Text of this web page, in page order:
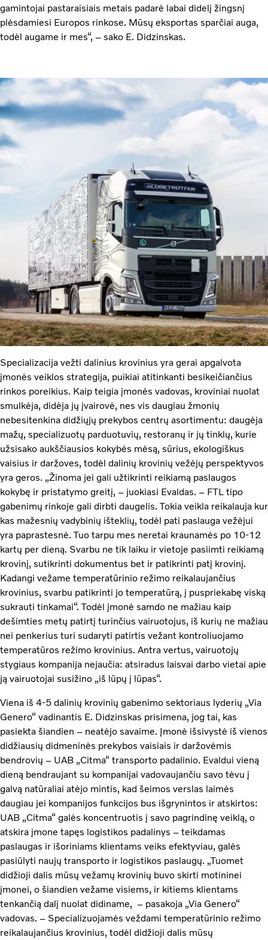
gamintojai pastaraisiais metais padarė labai didelį žingsnį
plėsdamiesi Europos rinkose. Mūsų eksportas sparčiai auga,
todėl augame ir mes“, – sako E. Didzinskas.
Specializacija vežti dalinius krovinius yra gerai apgalvota
įmonės veiklos strategija, puikiai atitinkanti besikeičiančius
rinkos poreikius. Kaip teigia įmonės vadovas, kroviniai nuolat
smulkėja, didėja jų įvairovė, nes vis daugiau žmonių
nebesitenkina didžiųjų prekybos centrų asortimentu: daugėja
mažų, specializuotų parduotuvių, restoranų ir jų tinklų, kurie
užsisako aukščiausios kokybės mėsą, sūrius, ekologiškus
vaisius ir daržoves, todėl dalinių krovinių vežėjų perspektyvos
yra geros. „Žinoma jei gali užtikrinti reikiamą paslaugos
kokybę ir pristatymo greitį, – juokiasi Evaldas. – FTL tipo
gabenimų rinkoje gali dirbti daugelis. Tokia veikla reikalauja kur
kas mažesnių vadybinių išteklių, todėl pati paslauga vežėjui
yra paprastesnė. Tuo tarpu mes neretai kraunamės po 10-12
kartų per dieną. Svarbu ne tik laiku ir vietoje pasiimti reikiamą
krovinį, sutikrinti dokumentus bet ir patikrinti patį krovinį.
Kadangi vežame temperatūrinio režimo reikalaujančius
krovinius, svarbu patikrinti jo temperatūrą, į puspriekabę viską
sukrauti tinkamai“. Todėl įmonė samdo ne mažiau kaip
dešimties metų patirtį turinčius vairuotojus, iš kurių ne mažiau
nei penkerius turi sudaryti patirtis vežant kontroliuojamo
temperatūros režimo krovinius. Antra vertus, vairuotojų
stygiaus kompanija nejaučia: atsiradus laisvai darbo vietai apie
ją vairuotojai susižino „iš lūpų į lūpas“.
Viena iš 4-5 dalinių krovinių gabenimo sektoriaus lyderių „Via
Genero“ vadinantis E. Didzinskas prisimena, jog tai, kas
pasiekta šiandien – neatėjo savaime. Įmonė išsivystė iš vienos
didžiausių didmeninės prekybos vaisiais ir daržovėmis
bendrovių – UAB „Citma“ transporto padalinio. Evaldui vieną
dieną bendraujant su kompanijai vadovaujančiu savo tėvu į
galvą natūraliai atėjo mintis, kad šeimos verslas laimės
daugiau jei kompanijos funkcijos bus išgrynintos ir atskirtos:
UAB „Citma“ galės koncentruotis į savo pagrindinę veiklą, o
atskira įmone tapęs logistikos padalinys – teikdamas
paslaugas ir išoriniams klientams veiks efektyviau, galės
pasiūlyti naujų transporto ir logistikos paslaugų. „Tuomet
didžioji dalis mūsų vežamų krovinių buvo skirti motininei
įmonei, o šiandien vežame visiems, ir kitiems klientams
tenkančią dalį nuolat didiname, – pasakoja „Via Genero“
vadovas. – Specializuojamės veždami temperatūrinio režimo
reikalaujančius krovinius, todėl didžioji dalis mūsų